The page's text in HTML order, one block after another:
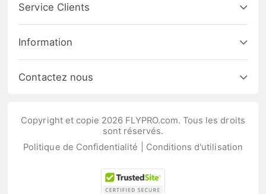
Service Clients
Information
Contactez nous
Copyright et copie 2026 FLYPRO.com. Tous les droits
sont réservés.
Politique de Confidentialité
Conditions d'utilisation